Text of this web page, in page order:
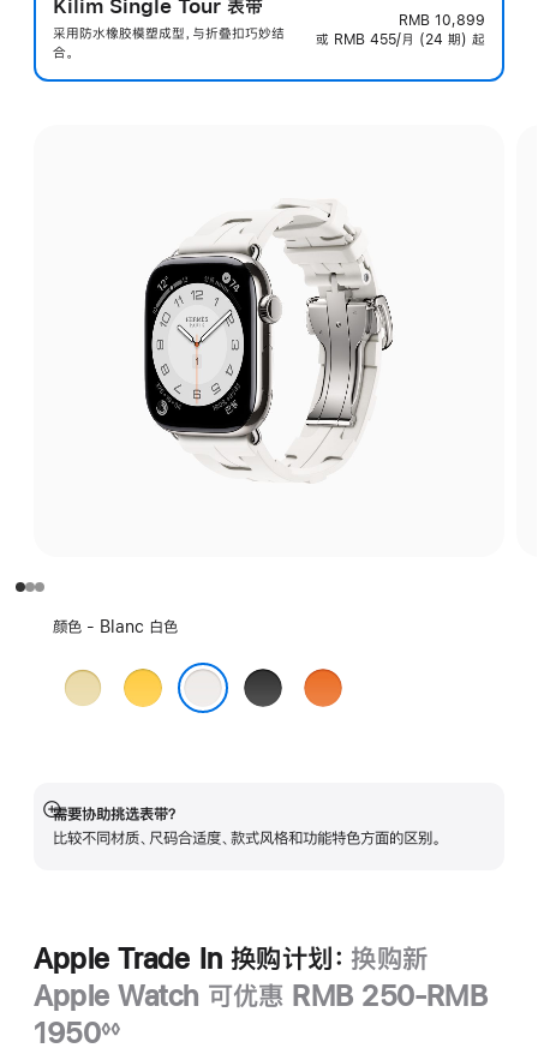
Kilim Single Tour 表带
采用防水橡胶模塑成型，与折叠扣巧妙结
合。
RMB 10,899
或 RMB 455/月 (24 期) 起
选
色:
颜色 - Blanc 白色
Grège
米
Jaune
黄
Noir
黑
Orange
橙
需要协助挑选表带？
比较不同材质、尺码合适度、款式风格和功能特色方面的区别。
展
开
Apple Trade In 换购计划： 换购新
Apple Watch 可优惠 RMB 250-RMB
1950◊◊